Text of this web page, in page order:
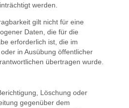
werden.
gilt nicht für eine
Daten, die für die
erforderlich ist, die im
in Ausübung öffentlicher
übertragen wurde.
Löschung oder
gegenüber dem